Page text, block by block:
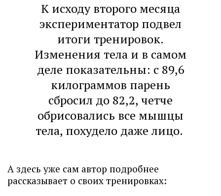
К исходу второго месяца
экспериментатор подвел
итоги тренировок.
Изменения тела и в самом
деле показательны: с 89,6
килограммов парень
сбросил до 82,2, четче
обрисовались все мышцы
тела, похудело даже лицо.
А здесь уже сам автор подробнее
рассказывает о своих тренировках: